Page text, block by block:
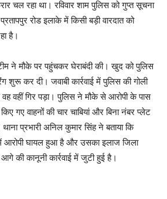
चल रहा था। रविवार शाम पुलिस को गुप्त सूचना
रोड इलाके में किसी बड़ी वारदात को
है।
ने मौके पर पहुंचकर घेराबंदी की। खुद को पुलिस
शुरू कर दी। जवाबी कार्रवाई में पुलिस की गोली
वहीं गिर पड़ा। पुलिस ने मौके से आरोपी के पास
गए वाहनों की चार चाबियां और बिना नंबर प्लेट
प्रभारी अनिल कुमार सिंह ने बताया कि
आरोपी घायल हुआ है और उसका इलाज जिला
की कानूनी कार्रवाई में जुटी हुई है।